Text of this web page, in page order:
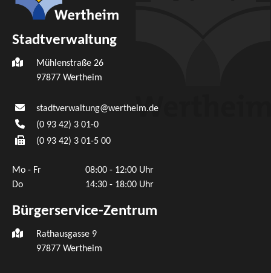
Stadtverwaltung
Mühlenstraße 26
97877 Wertheim
stadtverwaltung@wertheim.de
(0 93 42) 3 01-0
(0 93 42) 3 01-5 00
Mo - Fr
08:00 - 12:00 Uhr
Do
14:30 - 18:00 Uhr
Bürgerservice-Zentrum
Rathausgasse 9
97877 Wertheim